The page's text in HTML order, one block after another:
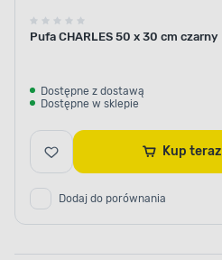
Pufa CHARLES 50 x 30 cm czarny
Dostępne z dostawą
Dostępne w sklepie
Kup teraz
Dodaj do porównania